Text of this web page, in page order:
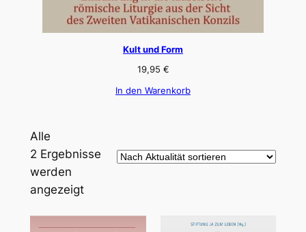
Kult und Form
19,95 €
In den Warenkorb
Alle
2 Ergebnisse
werden
angezeigtNach
sortiert